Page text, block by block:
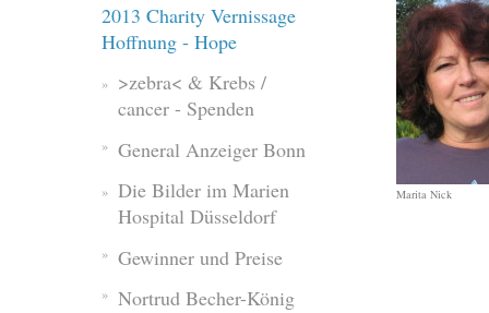
Marita Nick
2013 Charity Vernissage
Hoffnung - Hope
>zebra< & Krebs /
cancer - Spenden
General Anzeiger Bonn
Die Bilder im Marien
Hospital Düsseldorf
Gewinner und Preise
Nortrud Becher-König